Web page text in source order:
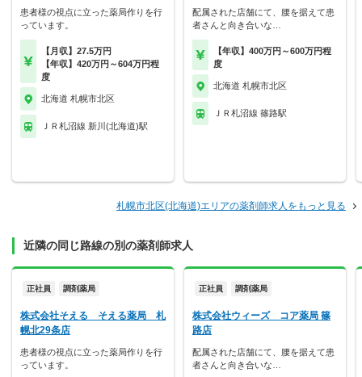
患者様の視点に立った薬局作りを行
っています。
【月収】27.5万円
【年収】420万円～604万円程
度
北海道 札幌市北区
ＪＲ札沼線 新川(北海道)駅
配属された店舗にて、腰を据えて患
者さんと向き合いな…
【年収】400万円～600万円程
度
北海道 札幌市北区
ＪＲ札沼線 篠路駅
札幌市北区(北海道)エリアの薬剤師求人をもっと見る
近隣の同じ路線の別の薬剤師求人
正社員 調剤薬局
株式会社そえる そえる薬局 札
幌北29条店
患者様の視点に立った薬局作りを行
っています。
正社員 調剤薬局
株式会社ウィーズ コア薬局 篠
路店
配属された店舗にて、腰を据えて患
者さんと向き合いな…